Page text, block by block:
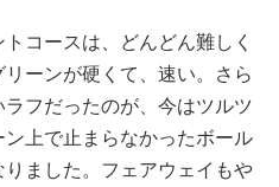
コースは、どんどん難しく
ーンが硬くて、速い。さら
フだったのが、今はツルツ
上で止まらなかったボール
ました。フェアウェイもや